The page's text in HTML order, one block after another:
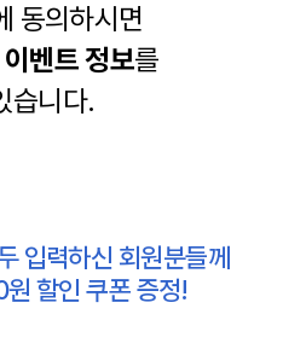
동의하시면
이벤트 정보를
습니다.
입력하신 회원분들께
할인 쿠폰 증정!